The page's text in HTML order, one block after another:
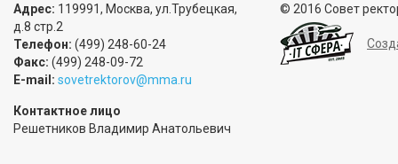
Адрес: 119991, Москва, ул.Трубецкая,
д.8 стр.2
Телефон: (499) 248-60-24
Факс: (499) 248-09-72
E-mail: sovetrektorov@mma.ru
Контактное лицо
Решетников Владимир Анатольевич
© 2016 Совет